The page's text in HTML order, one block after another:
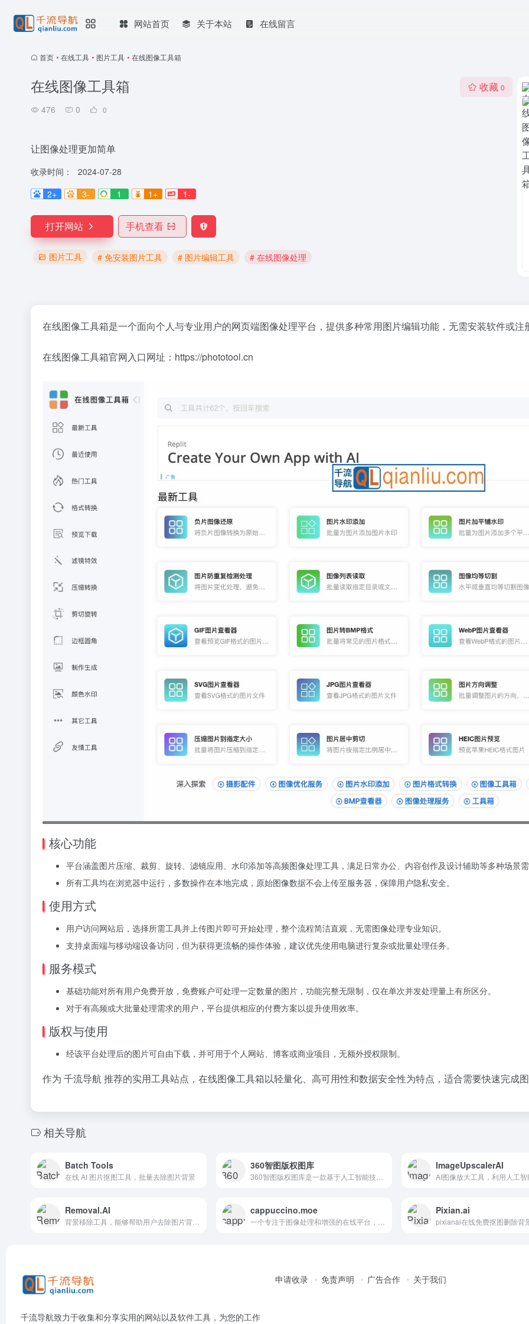
网站首页 关于本站 在线留言
首页 • 在线工具 • 图片工具 • 在线图像工具箱
在线图像工具箱
476 0 0
收藏 0
让图像处理更加简单
收录时间：
2024-07-28
2+
3- 1 1+ 1-
打开网站 手机查看
图片工具 # 免安装图片工具 # 图片编辑工具 # 在线图像处理
在线图像工具箱是一个面向个人与专业用户的网页端图像处理平台，提供多种常用图片编辑功能，无需安装软件或
在线图像工具箱官网入口网址：https://phototool.cn
核心功能
平台涵盖图片压缩、裁剪、旋转、滤镜应用、水印添加等高频图像处理工具，满足日常办公、内容创作及设计辅助等多种场景
所有工具均在浏览器中运行，多数操作在本地完成，原始图像数据不会上传至服务器，保障用户隐私安全。
使用方式
用户访问网站后，选择所需工具并上传图片即可开始处理，整个流程简洁直观，无需图像处理专业知识。
支持桌面端与移动端设备访问，但为获得更流畅的操作体验，建议优先使用电脑进行复杂或批量处理任务。
服务模式
基础功能对所有用户免费开放，免费账户可处理一定数量的图片，功能完整无限制，仅在单次并发处理量上有所区分。
对于有高频或大批量处理需求的用户，平台提供相应的付费方案以提升使用效率。
版权与使用
经该平台处理后的图片可自由下载，并可用于个人网站、博客或商业项目，无额外授权限制。
作为 千流导航 推荐的实用工具站点，在线图像工具箱以轻量化、高可用性和数据安全性为特点，适合需要快速完成
相关导航
Batch Tools
在线 AI 图片抠图工具，批量去除图片背景
360智图版权图库 ImageUpscalerAI
Removal.AI cappuccino.moe Pixian.ai
pixianai在线免费抠图删除背
千流导航致力于收集和分享实用的网站以及软件工具，为您的工作
申请收录 免责声明 广告合作 关于我们